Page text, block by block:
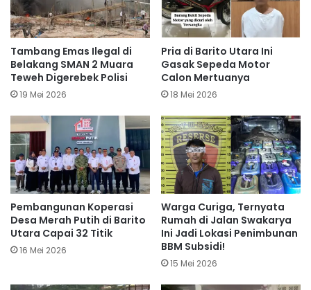
Tambang Emas Ilegal di
Belakang SMAN 2 Muara
Teweh Digerebek Polisi
19 Mei 2026
Pria di Barito Utara Ini
Gasak Sepeda Motor
Calon Mertuanya
18 Mei 2026
Pembangunan Koperasi
Desa Merah Putih di Barito
Utara Capai 32 Titik
16 Mei 2026
Warga Curiga, Ternyata
Rumah di Jalan Swakarya
Ini Jadi Lokasi Penimbunan
BBM Subsidi!
15 Mei 2026